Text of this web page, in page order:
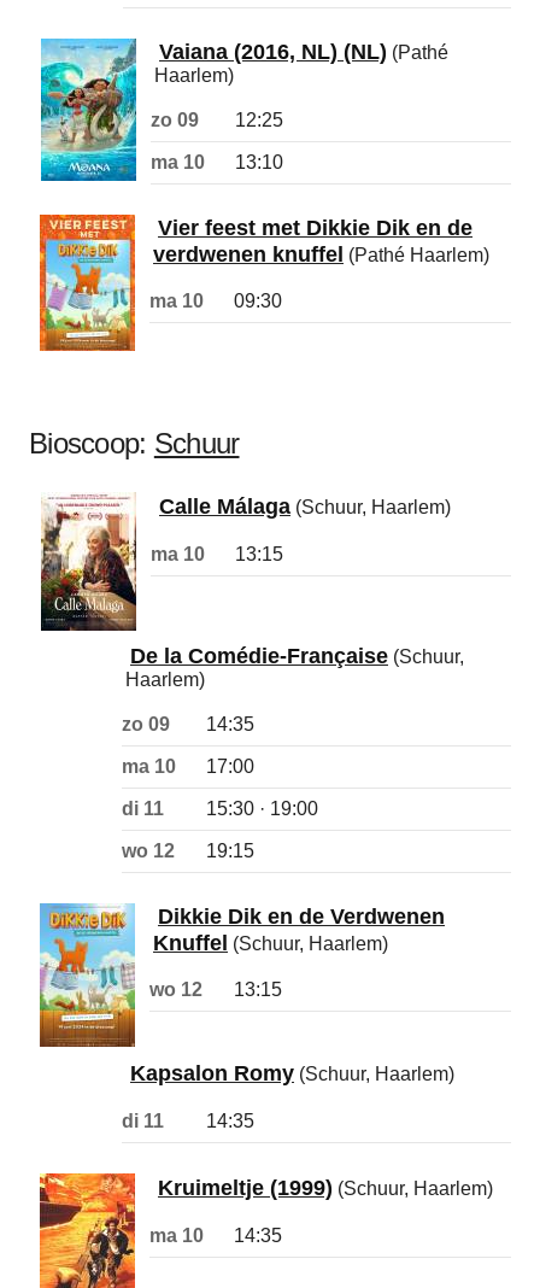
Vaiana (2016, NL) (NL) (Pathé
Haarlem)
zo 09 12:25
ma 10 13:10
Vier feest met Dikkie Dik en de
verdwenen knuffel (Pathé Haarlem)
ma 10 09:30
Bioscoop: Schuur
Calle Málaga (Schuur, Haarlem)
ma 10 13:15
De la Comédie-Française (Schuur,
Haarlem)
zo 09 14:35
ma 10 17:00
di 11 15:30 · 19:00
wo 12 19:15
Dikkie Dik en de Verdwenen
Knuffel (Schuur, Haarlem)
wo 12 13:15
Kapsalon Romy (Schuur, Haarlem)
di 11 14:35
Kruimeltje (1999) (Schuur, Haarlem)
ma 10 14:35